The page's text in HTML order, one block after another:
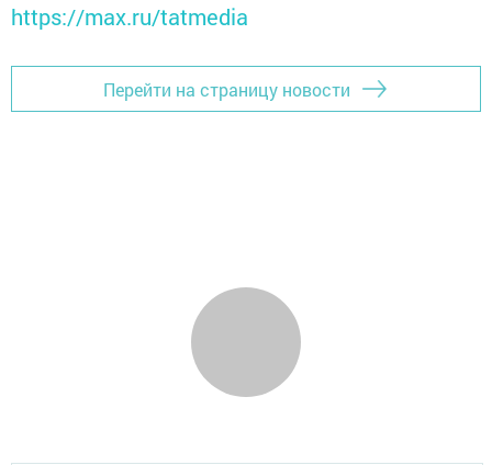
https://max.ru/tatmedia
Перейти на страницу новости